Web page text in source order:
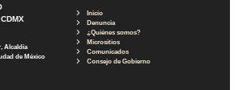
Alcaldía
de México
Inicio
Denuncia
¿Quiénes somos?
Micrositios
Comunicados
Consejo de Gobierno